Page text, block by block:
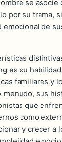
se asocie
por su trama,
emocional de
es su
familiares y
menudo, sus
que
como
y crecer a